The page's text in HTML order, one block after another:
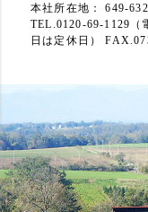
本社所在地： 649-
TEL.0120-69-1129（
日は定休日）